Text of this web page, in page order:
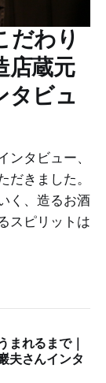
だわり
店蔵元
タビュ
タビュー、
きました。
く、造るお酒
スピリットは
まれるまで｜
夫さんインタ